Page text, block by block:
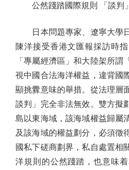
公然踐踏國際規則 「談判
日本問題專家、遼寧大學
陳洋接受香港文匯報採訪時
「專屬經濟區」和大陸架所謂
視中國合法海洋權益，違背國
顯挑釁意味的舉措。從法理層
談判」完全非法無效。雙方擬
島以東海域，該海域權益歸屬
及該海域的權益劃分，必須徵
國私下磋商劃界，私自處置相
洋規則的公然踐踏，也意味